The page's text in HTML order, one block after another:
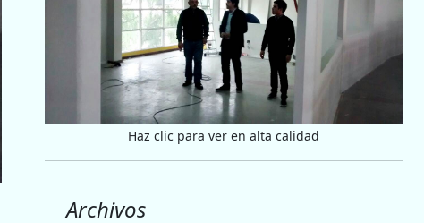
Haz clic para ver en alta calidad
Archivos